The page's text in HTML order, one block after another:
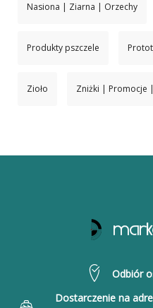
Nasiona | Ziarna | Orzechy
Produkty pszczele
Zioło Zniżki | Promocje
Odbiór
Dostarczenie na